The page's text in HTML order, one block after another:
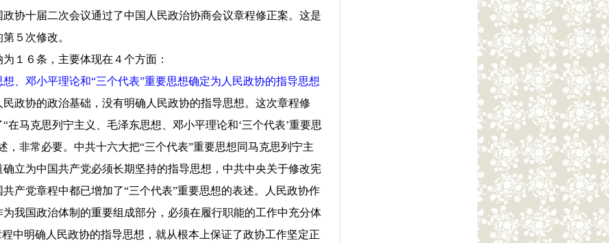
协十届二次会议通过了中国人民政治协商会议章程修正案。这是
５次修改。
１６条，主要体现在４个方面：
、邓小平理论和“三个代表”重要思想确定为人民政协的指导思想
政协的政治基础，没有明确人民政协的指导思想。这次章程修
在马克思列宁主义、毛泽东思想、邓小平理论和‘三个代表’重要思
，非常必要。中共十六大把“三个代表”重要思想同马克思列宁主
立为中国共产党必须长期坚持的指导思想，中共中央关于修改宪
产党章程中都已增加了“三个代表”重要思想的表述。人民政协作
我国政治体制的重要组成部分，必须在履行职能的工作中充分体
中明确人民政协的指导思想，就从根本上保证了政协工作坚定正